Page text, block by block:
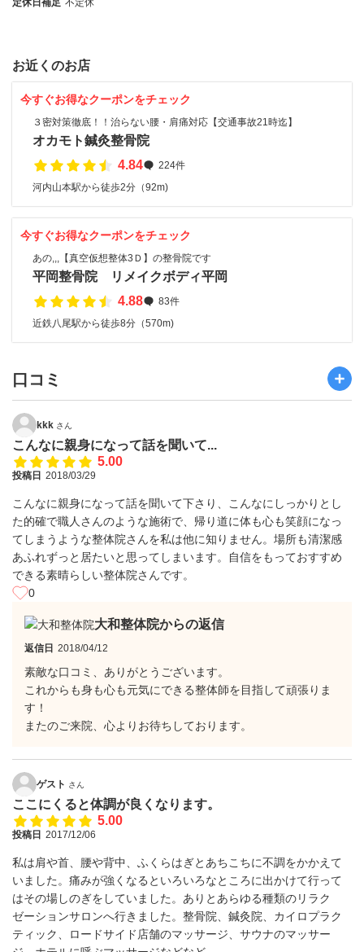
定休日補足 不定休
お近くのお店
今すぐお得なクーポンをチェック
３密対策徹底！！治らない腰・肩痛対応【交通事故21時迄】
オカモト鍼灸整骨院
4.84
224件
河内山本駅から徒歩2分（92m)
今すぐお得なクーポンをチェック
あの,,,【真空仮想整体3Ｄ】の整骨院です
平岡整骨院 リメイクボディ平岡
4.88
83件
近鉄八尾駅から徒歩8分（570m)
口コミ
kkk さん
こんなに親身になって話を聞いて...
5.00
投稿日 2018/03/29
こんなに親身になって話を聞いて下さり、こんなにしっかりとし
た的確で職人さんのような施術で、帰り道に体も心も笑顔になっ
てしまうような整体院さんを私は他に知りません。場所も清潔感
あふれずっと居たいと思ってしまいます。自信をもっておすすめ
できる素晴らしい整体院さんです。
0
大和整体院からの返信
返信日 2018/04/12
素敵な口コミ、ありがとうございます。
これからも身も心も元気にできる整体師を目指して頑張りま
す！
またのご来院、心よりお待ちしております。
ゲスト さん
ここにくると体調が良くなります。
5.00
投稿日 2017/12/06
私は肩や首、腰や背中、ふくらはぎとあちこちに不調をかかえて
いました。痛みが強くなるといろいろなところに出かけて行って
はその場しのぎをしていました。ありとあらゆる種類のリラク
ゼーションサロンへ行きました。整骨院、鍼灸院、カイロプラク
ティック、ロードサイド店舗のマッサージ、サウナのマッサー